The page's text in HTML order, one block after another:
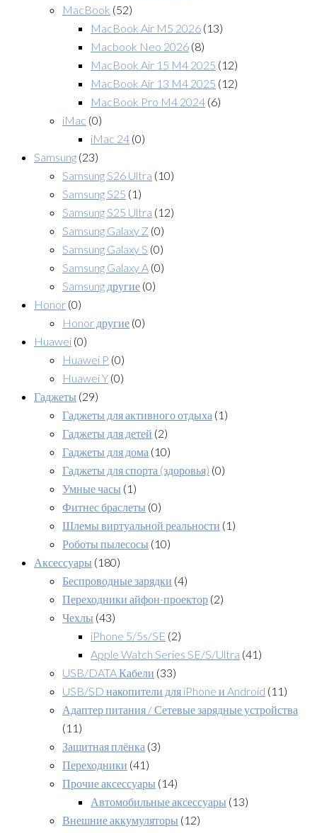
MacBook (52)
MacBook Air M5 2026 (13)
Macbook Neo 2026 (8)
MacBook Air 15 M4 2025 (12)
MacBook Air 13 M4 2025 (12)
MacBook Pro M4 2024 (6)
iMac (0)
iMac 24 (0)
Samsung (23)
Samsung S26 Ultra (10)
Samsung S25 (1)
Samsung S25 Ultra (12)
Samsung Galaxy Z (0)
Samsung Galaxy S (0)
Samsung Galaxy A (0)
Samsung другие (0)
Honor (0)
Honor другие (0)
Huawei (0)
Huawei P (0)
Huawei Y (0)
Гаджеты (29)
Гаджеты для активного отдыха (1)
Гаджеты для детей (2)
Гаджеты для дома (10)
Гаджеты для спорта (здоровья) (0)
Умные часы (1)
Фитнес браслеты (0)
Шлемы виртуальной реальности (1)
Роботы пылесосы (10)
Аксессуары (180)
Беспроводные зарядки (4)
Переходники айфон-проектор (2)
Чехлы (43)
iPhone 5/5s/SE (2)
Apple Watch Series SE/S/Ultra (41)
USB/DATA Кабели (33)
USB/SD накопители для iPhone и Android (11)
Адаптер питания / Сетевые зарядные устройства
(11)
Защитная плёнка (3)
Переходники (41)
Прочие аксессуары (14)
Автомобильные аксессуары (13)
Внешние аккумуляторы (12)